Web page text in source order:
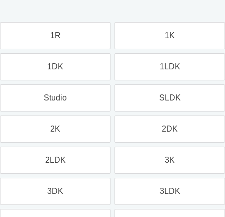
1R 1K
1DK 1LDK
Studio SLDK
2K 2DK
2LDK 3K
3DK 3LDK